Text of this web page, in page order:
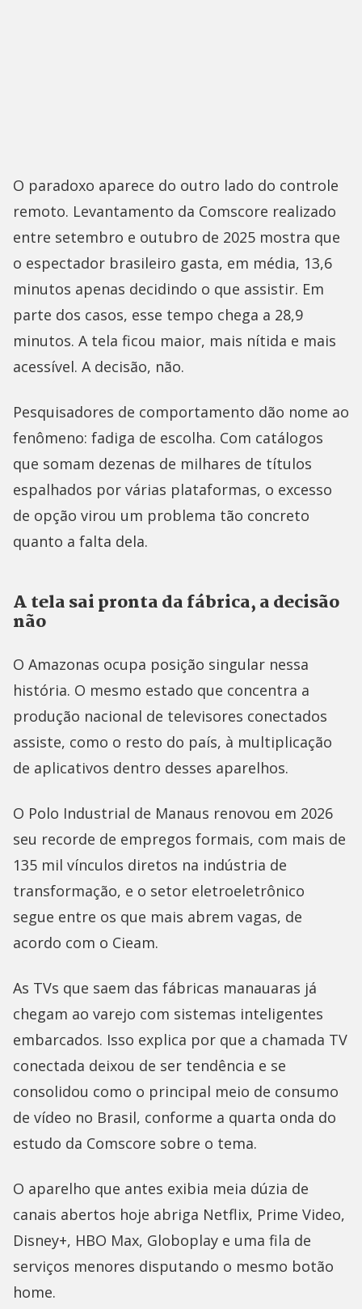
O paradoxo aparece do outro lado do controle
remoto. Levantamento da Comscore realizado
entre setembro e outubro de 2025 mostra que
o espectador brasileiro gasta, em média, 13,6
minutos apenas decidindo o que assistir. Em
parte dos casos, esse tempo chega a 28,9
minutos. A tela ficou maior, mais nítida e mais
acessível. A decisão, não.
Pesquisadores de comportamento dão nome ao
fenômeno: fadiga de escolha. Com catálogos
que somam dezenas de milhares de títulos
espalhados por várias plataformas, o excesso
de opção virou um problema tão concreto
quanto a falta dela.
A tela sai pronta da fábrica, a decisão
não
O Amazonas ocupa posição singular nessa
história. O mesmo estado que concentra a
produção nacional de televisores conectados
assiste, como o resto do país, à multiplicação
de aplicativos dentro desses aparelhos.
O Polo Industrial de Manaus renovou em 2026
seu recorde de empregos formais, com mais de
135 mil vínculos diretos na indústria de
transformação, e o setor eletroeletrônico
segue entre os que mais abrem vagas, de
acordo com o Cieam.
As TVs que saem das fábricas manauaras já
chegam ao varejo com sistemas inteligentes
embarcados. Isso explica por que a chamada TV
conectada deixou de ser tendência e se
consolidou como o principal meio de consumo
de vídeo no Brasil, conforme a quarta onda do
estudo da Comscore sobre o tema.
O aparelho que antes exibia meia dúzia de
canais abertos hoje abriga Netflix, Prime Video,
Disney+, HBO Max, Globoplay e uma fila de
serviços menores disputando o mesmo botão
home.